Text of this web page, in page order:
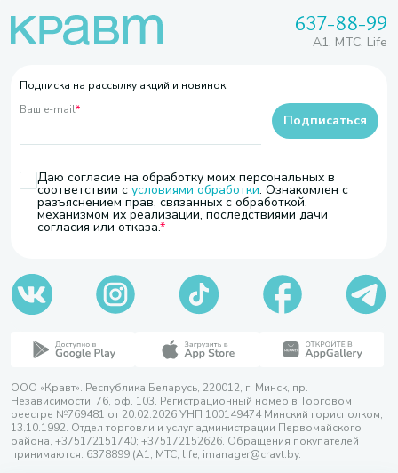
637-88-99
A1, МТС, Life
Подписка на рассылку акций и новинок
Ваш e-mail*
Даю согласие на обработку моих персональных в
соответствии с условиями обработки. Ознакомлен с
разъяснением прав, связанных с обработкой,
механизмом их реализации, последствиями дачи
согласия или отказа.
Подписаться
ООО «Кравт». Республика Беларусь, 220012, г. Минск, пр.
Независимости, 76, оф. 103. Регистрационный номер в Торговом
реестре №769481 от 20.02.2026 УНП 100149474 Минский горисполком,
13.10.1992. Отдел торговли и услуг администрации Первомайского
района, +375172151740; +375172152626. Обращения покупателей
принимаются: 6378899 (А1, МТС, life, imanager@cravt.by.